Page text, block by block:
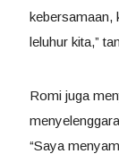
kebersamaan,
leluhur kita,”
Romi juga
“Saya